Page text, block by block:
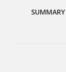
SUMMARY